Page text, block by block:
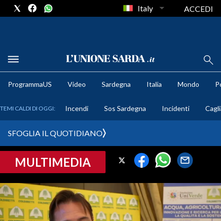
METEO
CRONACA SARDEGNA
PROVINCIA DI CAGLIARI
SULCIS IGLESIENTE
Italy ACCEDI
ProgrammaUS Video Sardegna Italia Mondo
TEMI CALDI DI OGGI: Incendi Sos Sardegna Incidenti
SFOGLIA IL QUOTIDIANO
MULTIMEDIA